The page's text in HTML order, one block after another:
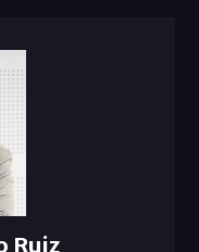
Ruiz